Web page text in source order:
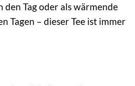
den Tag oder als wärmende
Tagen – dieser Tee ist immer